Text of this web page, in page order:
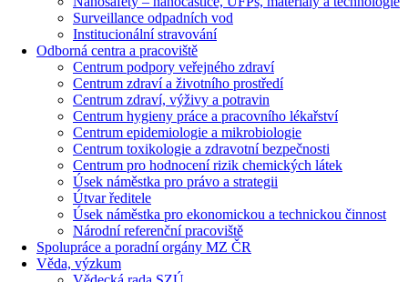
Surveillance odpadních vod
Institucionální stravování
Odborná centra a pracoviště
Centrum podpory veřejného zdraví
Centrum zdraví a životního prostředí
Centrum zdraví, výživy a potravin
Centrum hygieny práce a pracovního lékařství
Centrum epidemiologie a mikrobiologie
Centrum toxikologie a zdravotní bezpečnosti
Centrum pro hodnocení rizik chemických látek
Úsek náměstka pro právo a strategii
Útvar ředitele
Úsek náměstka pro ekonomickou a technickou činnost
Národní referenční pracoviště
Spolupráce a poradní orgány MZ ČR
Věda, výzkum